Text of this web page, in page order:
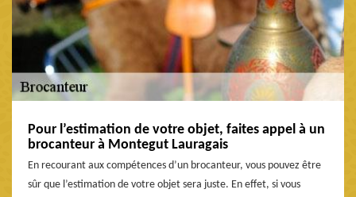
Pour l’estimation de votre objet, faites appel à un
brocanteur à Montegut Lauragais
En recourant aux compétences d’un brocanteur, vous pouvez être
sûr que l’estimation de votre objet sera juste. En effet, si vous